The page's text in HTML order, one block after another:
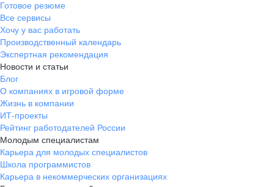
Готовое резюме
Все сервисы
Хочу у вас работать
Производственный календарь
Экспертная рекомендация
Новости и статьи
Блог
О компаниях в игровой форме
Жизнь в компании
ИТ-проекты
Рейтинг работодателей России
Молодым специалистам
Карьера для молодых специалистов
Школа программистов
Карьера в некоммерческих организациях